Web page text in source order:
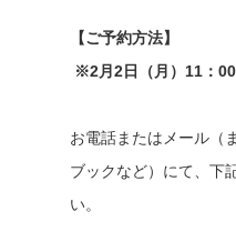
【ご予約方法】
※2月2日（月）11：
お電話またはメール（
ブックなど）にて、下
い。